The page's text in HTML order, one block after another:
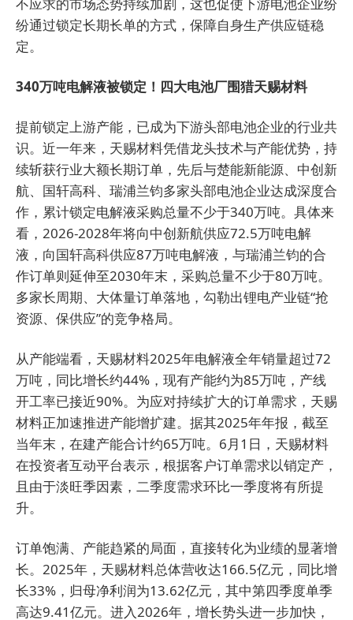
不应求的市场态势持续加剧，这也促使下游电池企业纷
纷通过锁定长期长单的方式，保障自身生产供应链稳
定。
340万吨电解液被锁定！四大电池厂围猎天赐材料
提前锁定上游产能，已成为下游头部电池企业的行业共
识。近一年来，天赐材料凭借龙头技术与产能优势，持
续斩获行业大额长期订单，先后与楚能新能源、中创新
航、国轩高科、瑞浦兰钧多家头部电池企业达成深度合
作，累计锁定电解液采购总量不少于340万吨。具体来
看，2026-2028年将向中创新航供应72.5万吨电解
液，向国轩高科供应87万吨电解液，与瑞浦兰钧的合
作订单则延伸至2030年末，采购总量不少于80万吨。
多家长周期、大体量订单落地，勾勒出锂电产业链“抢
资源、保供应”的竞争格局。
从产能端看，天赐材料2025年电解液全年销量超过72
万吨，同比增长约44%，现有产能约为85万吨，产线
开工率已接近90%。为应对持续扩大的订单需求，天赐
材料正加速推进产能增扩建。据其2025年年报，截至
当年末，在建产能合计约65万吨。6月1日，天赐材料
在投资者互动平台表示，根据客户订单需求以销定产，
且由于淡旺季因素，二季度需求环比一季度将有所提
升。
订单饱满、产能趋紧的局面，直接转化为业绩的显著增
长。2025年，天赐材料总体营收达166.5亿元，同比增
长33%，归母净利润为13.62亿元，其中第四季度单季
高达9.41亿元。进入2026年，增长势头进一步加快，